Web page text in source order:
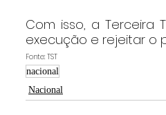
Com isso, a Terceira
execução e rejeitar o
Fonte: TST
nacional
Nacional